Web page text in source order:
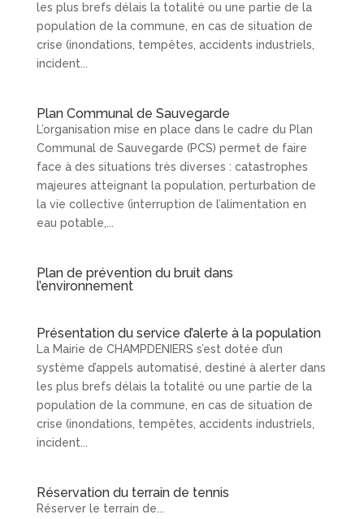
les plus brefs délais la totalité ou une partie de la
population de la commune, en cas de situation de
crise (inondations, tempêtes, accidents industriels,
incident...
Plan Communal de Sauvegarde
L’organisation mise en place dans le cadre du Plan
Communal de Sauvegarde (PCS) permet de faire
face à des situations très diverses : catastrophes
majeures atteignant la population, perturbation de
la vie collective (interruption de l’alimentation en
eau potable,...
Plan de prévention du bruit dans
l’environnement
Présentation du service d’alerte à la population
La Mairie de CHAMPDENIERS s’est dotée d’un
système d’appels automatisé, destiné à alerter dans
les plus brefs délais la totalité ou une partie de la
population de la commune, en cas de situation de
crise (inondations, tempêtes, accidents industriels,
incident...
Réservation du terrain de tennis
Réserver le terrain de...